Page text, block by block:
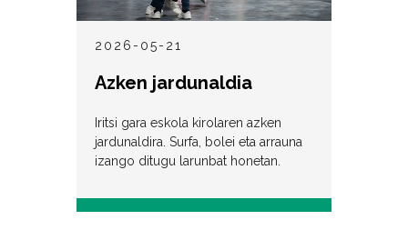
2026-05-21
Azken jardunaldia
Iritsi gara eskola kirolaren azken
jardunaldira. Surfa, bolei eta arrauna
izango ditugu larunbat honetan.